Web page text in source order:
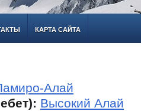
КАРТА САЙТА
Алай
Высокий Алай